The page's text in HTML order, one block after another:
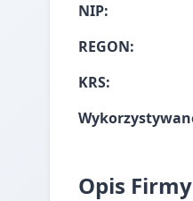
NIP:
REGON:
KRS:
Opis Firmy